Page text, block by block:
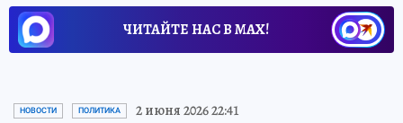
ЧИТАЙТЕ НАС В МАХ!
НОВОСТИ ПОЛИТИКА 2 июня 2026 22:41